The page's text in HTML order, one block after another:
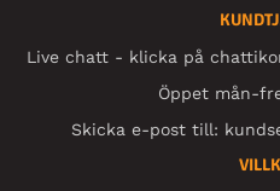
Live chatt - klicka på
Öppet mån-
Skicka e-post till: